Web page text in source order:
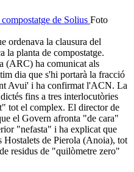
Foto
ordenava la clausura del
la planta de compostatge.
(ARC) ha comunicat als
dia que s'hi portarà la fracció
Avui' i ha confirmat l'ACN. La
fins a tres interlocutòries
tot el complex. El director de
el Govern afronta "de cara"
"nefasta" i ha explicat que
Hostalets de Pierola (Anoia), tot
residus de "quilòmetre zero"